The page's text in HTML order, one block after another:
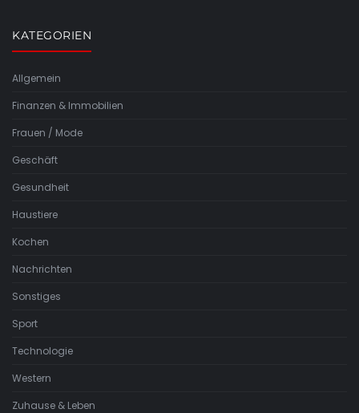
KATEGORIEN
Allgemein
Finanzen & Immobilien
Frauen / Mode
Geschäft
Gesundheit
Haustiere
Kochen
Nachrichten
Sonstiges
Sport
Technologie
Western
Zuhause & Leben